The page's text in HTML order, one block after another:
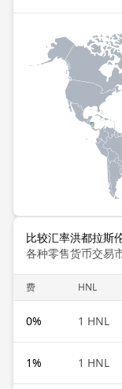
比较汇率洪都拉斯
各种零售货币交易
费 HNL
0% 1 HNL
1% 1 HNL